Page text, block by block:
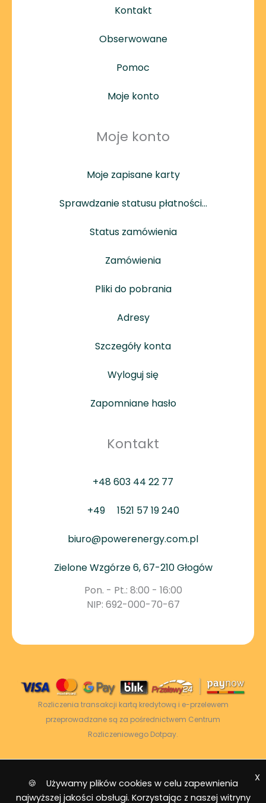
Kontakt
Obserwowane
Pomoc
Moje konto
Moje konto
Moje zapisane karty
Sprawdzanie statusu płatności…
Status zamówienia
Zamówienia
Pliki do pobrania
Adresy
Szczegóły konta
Wyloguj się
Zapomniane hasło
Kontakt
+48 603 44 22 77
+49 1521 57 19 240
biuro@powerenergy.com.pl
Zielone Wzgórze 6, 67-210 Głogów
Pon. - Pt.: 8:00 - 16:00
NIP: 692-000-70-67
Rozliczenia transakcji kartą kredytową i e-przelewem
przeprowadzane są za pośrednictwem Centrum
Rozliczeniowego Dotpay.
2026 © Power Energy -
Wszelkie prawa
zastrzeżone
|Mapa strony
🍪 Używamy plików cookies w celu zapewnienia
najwyższej jakości obsługi. Korzystając z naszej witryny
X